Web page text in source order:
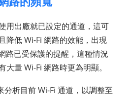
用出廠就已設定的通道，這可
降低 Wi-Fi 網路的效能，出現
路已受保護的提醒，這種情況
大量 Wi-Fi 網路時更為明顯。
分析目前 Wi-Fi 通道，以調整至